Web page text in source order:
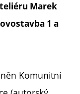
Marek
1 a
Komunitní